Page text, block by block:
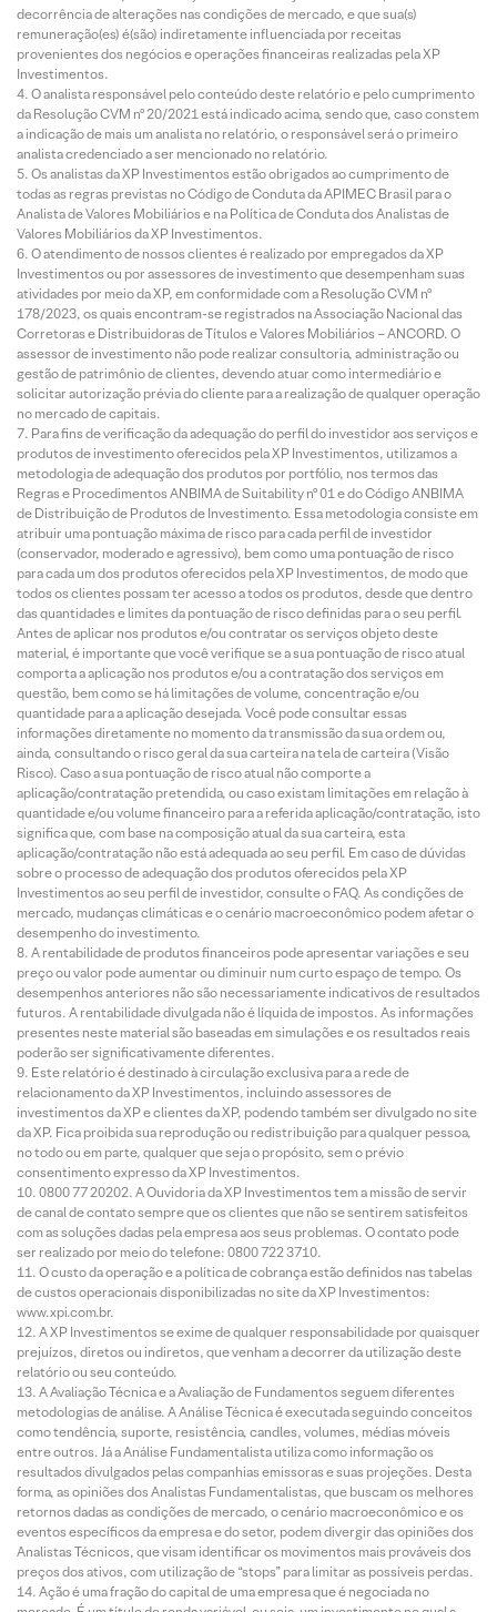
decorrência de alterações nas condições de mercado, e que sua(s)
remuneração(es) é(são) indiretamente influenciada por receitas
provenientes dos negócios e operações financeiras realizadas pela XP
Investimentos.
O analista responsável pelo conteúdo deste relatório e pelo cumprimento
da Resolução CVM nº 20/2021 está indicado acima, sendo que, caso constem
a indicação de mais um analista no relatório, o responsável será o primeiro
analista credenciado a ser mencionado no relatório.
Os analistas da XP Investimentos estão obrigados ao cumprimento de
todas as regras previstas no Código de Conduta da APIMEC Brasil para o
Analista de Valores Mobiliários e na Política de Conduta dos Analistas de
Valores Mobiliários da XP Investimentos.
O atendimento de nossos clientes é realizado por empregados da XP
Investimentos ou por assessores de investimento que desempenham suas
atividades por meio da XP, em conformidade com a Resolução CVM nº
178/2023, os quais encontram-se registrados na Associação Nacional das
Corretoras e Distribuidoras de Títulos e Valores Mobiliários – ANCORD. O
assessor de investimento não pode realizar consultoria, administração ou
gestão de patrimônio de clientes, devendo atuar como intermediário e
solicitar autorização prévia do cliente para a realização de qualquer operação
no mercado de capitais.
Para fins de verificação da adequação do perfil do investidor aos serviços e
produtos de investimento oferecidos pela XP Investimentos, utilizamos a
metodologia de adequação dos produtos por portfólio, nos termos das
Regras e Procedimentos ANBIMA de Suitability nº 01 e do Código ANBIMA
de Distribuição de Produtos de Investimento. Essa metodologia consiste em
atribuir uma pontuação máxima de risco para cada perfil de investidor
(conservador, moderado e agressivo), bem como uma pontuação de risco
para cada um dos produtos oferecidos pela XP Investimentos, de modo que
todos os clientes possam ter acesso a todos os produtos, desde que dentro
das quantidades e limites da pontuação de risco definidas para o seu perfil.
Antes de aplicar nos produtos e/ou contratar os serviços objeto deste
material, é importante que você verifique se a sua pontuação de risco atual
comporta a aplicação nos produtos e/ou a contratação dos serviços em
questão, bem como se há limitações de volume, concentração e/ou
quantidade para a aplicação desejada. Você pode consultar essas
informações diretamente no momento da transmissão da sua ordem ou,
ainda, consultando o risco geral da sua carteira na tela de carteira (Visão
Risco). Caso a sua pontuação de risco atual não comporte a
aplicação/contratação pretendida, ou caso existam limitações em relação à
quantidade e/ou volume financeiro para a referida aplicação/contratação, isto
significa que, com base na composição atual da sua carteira, esta
aplicação/contratação não está adequada ao seu perfil. Em caso de dúvidas
sobre o processo de adequação dos produtos oferecidos pela XP
Investimentos ao seu perfil de investidor, consulte o FAQ. As condições de
mercado, mudanças climáticas e o cenário macroeconômico podem afetar o
desempenho do investimento.
A rentabilidade de produtos financeiros pode apresentar variações e seu
preço ou valor pode aumentar ou diminuir num curto espaço de tempo. Os
desempenhos anteriores não são necessariamente indicativos de resultados
futuros. A rentabilidade divulgada não é líquida de impostos. As informações
presentes neste material são baseadas em simulações e os resultados reais
poderão ser significativamente diferentes.
Este relatório é destinado à circulação exclusiva para a rede de
relacionamento da XP Investimentos, incluindo assessores de
investimentos da XP e clientes da XP, podendo também ser divulgado no site
da XP. Fica proibida sua reprodução ou redistribuição para qualquer pessoa,
no todo ou em parte, qualquer que seja o propósito, sem o prévio
consentimento expresso da XP Investimentos.
0800 77 20202. A Ouvidoria da XP Investimentos tem a missão de servir
de canal de contato sempre que os clientes que não se sentirem satisfeitos
com as soluções dadas pela empresa aos seus problemas. O contato pode
ser realizado por meio do telefone: 0800 722 3710.
O custo da operação e a política de cobrança estão definidos nas tabelas
de custos operacionais disponibilizadas no site da XP Investimentos:
www.xpi.com.br.
A XP Investimentos se exime de qualquer responsabilidade por quaisquer
prejuízos, diretos ou indiretos, que venham a decorrer da utilização deste
relatório ou seu conteúdo.
A Avaliação Técnica e a Avaliação de Fundamentos seguem diferentes
metodologias de análise. A Análise Técnica é executada seguindo conceitos
como tendência, suporte, resistência, candles, volumes, médias móveis
entre outros. Já a Análise Fundamentalista utiliza como informação os
resultados divulgados pelas companhias emissoras e suas projeções. Desta
forma, as opiniões dos Analistas Fundamentalistas, que buscam os melhores
retornos dadas as condições de mercado, o cenário macroeconômico e os
eventos específicos da empresa e do setor, podem divergir das opiniões dos
Analistas Técnicos, que visam identificar os movimentos mais prováveis dos
preços dos ativos, com utilização de “stops” para limitar as possíveis perdas.
Ação é uma fração do capital de uma empresa que é negociada no